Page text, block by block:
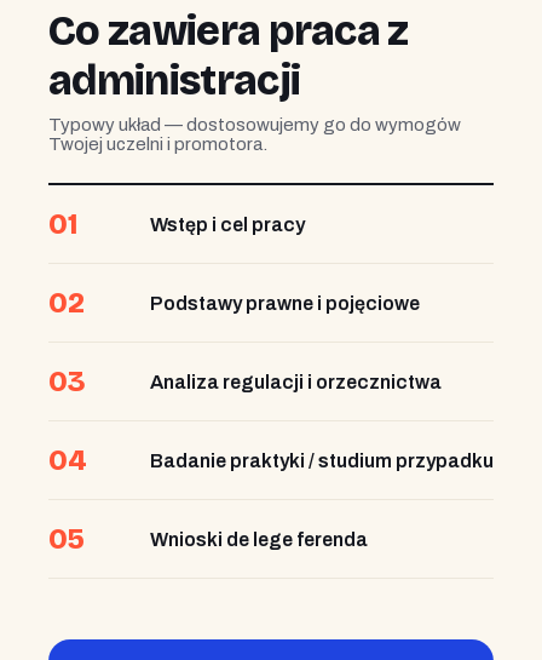
Co zawiera praca z
administracji
Typowy układ — dostosowujemy go do wymogów
Twojej uczelni i promotora.
01 Wstęp i cel pracy
02 Podstawy prawne i pojęciowe
03 Analiza regulacji i orzecznictwa
04 Badanie praktyki / studium przypadku
05 Wnioski de lege ferenda